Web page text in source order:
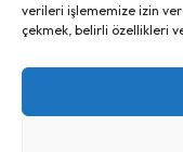
verileri işlememize izin
çekmek, belirli özellikleri
Orbán’ın